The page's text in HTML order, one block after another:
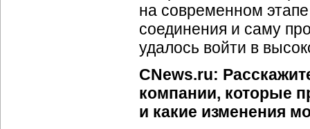
на современном
соединения и саму
удалось войти в
CNews.ru:
компании, которые
и какие изменения